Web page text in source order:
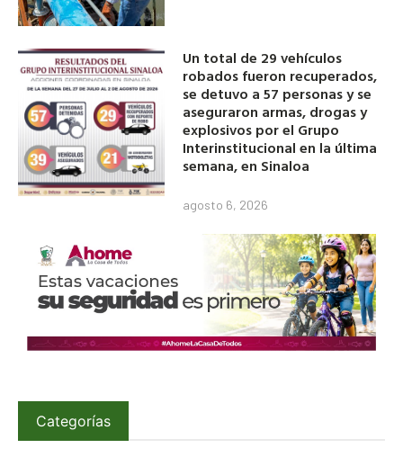
Un total de 29 vehículos
robados fueron recuperados,
se detuvo a 57 personas y se
aseguraron armas, drogas y
explosivos por el Grupo
Interinstitucional en la última
semana, en Sinaloa
agosto 6, 2026
Categorías